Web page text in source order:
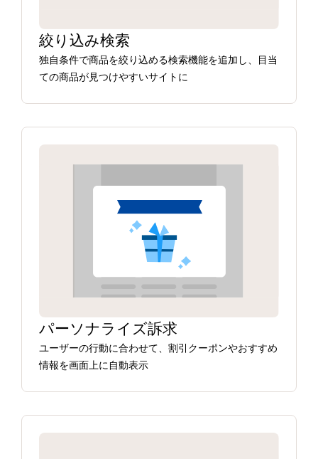
絞り込み検索
独自条件で商品を絞り込める検索機能を追加し、目当
ての商品が見つけやすいサイトに
パーソナライズ訴求
ユーザーの行動に合わせて、割引クーポンやおすすめ
情報を画面上に自動表示